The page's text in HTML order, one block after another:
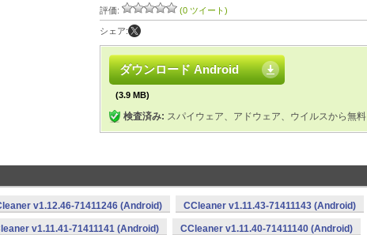
評価: (0 ツイート)
シェア:
ダウンロード Android
(3.9 MB)
検査済み: スパイウェア、アドウェア、ウイルスから無料
v1.12.46-71411246 (Android) CCleaner v1.11.43-71411143 (Android)
v1.11.41-71411141 (Android) CCleaner v1.11.40-71411140 (Android)